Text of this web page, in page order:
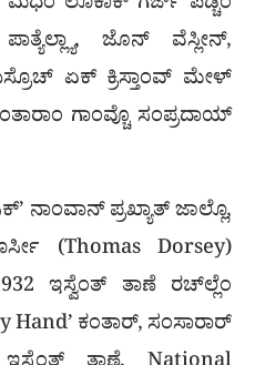
ಜೊನ್ ವೆಸ್ಲೀನ್,
ಏಕ್ ಕ್ರಿಸ್ತಾಂವ್ ಮೇಳ್
ಗಾಂವ್ಚೊ ಸಂಪ್ರದಾಯ್
ನಾಂವಾನ್ ಪ್ರಖ್ಯಾತ್ ಜಾಲ್ಲೊ,
(Thomas Dorsey)
ಇಸ್ವೆಂತ್ ತಾಣೆ ರಚ್‌ಲ್ಲೆಂ
Hand’ ಕಂತಾರ್, ಸಂಸಾರಾರ್